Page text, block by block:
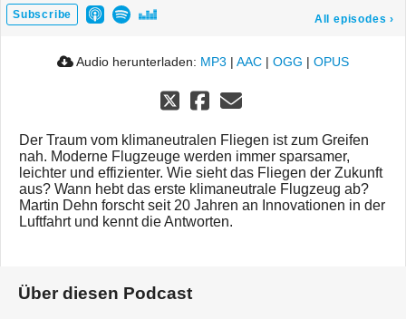
Subscribe All episodes ›
Audio herunterladen: MP3 | AAC | OGG | OPUS
Der Traum vom klimaneutralen Fliegen ist zum Greifen
nah. Moderne Flugzeuge werden immer sparsamer,
leichter und effizienter. Wie sieht das Fliegen der Zukunft
aus? Wann hebt das erste klimaneutrale Flugzeug ab?
Martin Dehn forscht seit 20 Jahren an Innovationen in der
Luftfahrt und kennt die Antworten.
Über diesen Podcast